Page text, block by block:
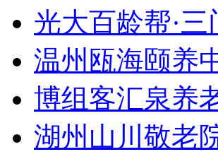
光大百龄帮·
温州瓯海颐养
博组客汇泉养
湖州山川敬老